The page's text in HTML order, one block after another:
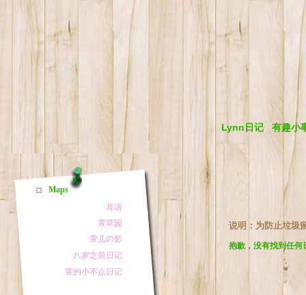
Lynn日记 有趣小
说明：为防止垃圾
抱歉，没有找到任何
Maps